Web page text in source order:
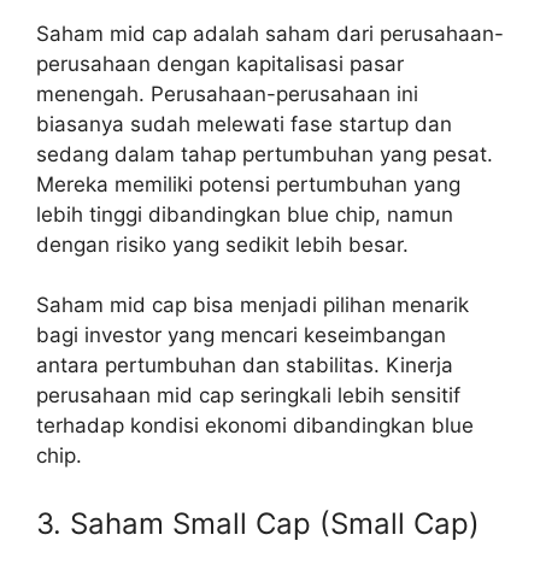
Saham mid cap adalah saham dari perusahaan-
perusahaan dengan kapitalisasi pasar
menengah. Perusahaan-perusahaan ini
biasanya sudah melewati fase startup dan
sedang dalam tahap pertumbuhan yang pesat.
Mereka memiliki potensi pertumbuhan yang
lebih tinggi dibandingkan blue chip, namun
dengan risiko yang sedikit lebih besar.
Saham mid cap bisa menjadi pilihan menarik
bagi investor yang mencari keseimbangan
antara pertumbuhan dan stabilitas. Kinerja
perusahaan mid cap seringkali lebih sensitif
terhadap kondisi ekonomi dibandingkan blue
chip.
3. Saham Small Cap (Small Cap)